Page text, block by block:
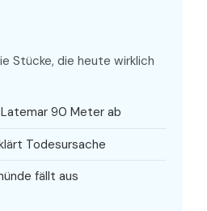
Stücke, die heute wirklich
90 Meter ab
Todesursache
fällt aus